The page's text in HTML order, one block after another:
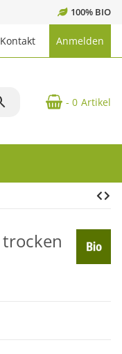
100% BIO
Kontakt Anmelden
- 0 Artikel
trocken